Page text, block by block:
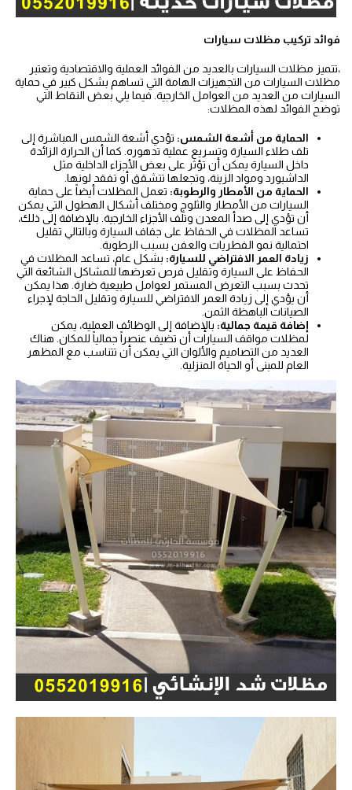
فوائد تركيب مظلات سيارات
،تتميز مظلات السيارات بالعديد من الفوائد العملية والاقتصادية وتعتبر
مظلات السيارات من التجهيزات الهامة التي تساهم بشكل كبير في حماية
السيارات من العديد من العوامل الخارجية. فيما يلي بعض النقاط التي
توضح الفوائد لهذه المظلات:
الحماية من أشعة الشمس: تؤدي أشعة الشمس المباشرة إلى
تلف طلاء السيارة وتسريع عملية تدهوره. كما أن الحرارة الزائدة
داخل السيارة يمكن أن تؤثر على بعض الأجزاء الداخلية مثل
الداشبورد ومواد الزينة، وتجعلها تتشقق أو تفقد لونها.
الحماية من الأمطار والرطوبة: تعمل المظلات أيضاً على حماية
السيارات من الأمطار والثلوج ومختلف أشكال الهطول التي يمكن
أن تؤدي إلى صدأ المعدن وتلف الأجزاء الخارجية. بالإضافة إلى ذلك،
تساعد المظلات في الحفاظ على جفاف السيارة وبالتالي تقليل
احتمالية نمو الفطريات والعفن بسبب الرطوبة.
زيادة العمر الافتراضي للسيارة: بشكل عام، تساعد المظلات في
الحفاظ على السيارة وتقليل فرص تعرضها للمشاكل الشائعة التي
تحدث بسبب التعرض المستمر لعوامل طبيعية ضارة. هذا يمكن
أن يؤدي إلى زيادة العمر الافتراضي للسيارة وتقليل الحاجة لإجراء
الصيانات الباهظة الثمن.
إضافة قيمة جمالية: بالإضافة إلى الوظائف العملية، يمكن
لمظلات مواقف السيارات أن تضيف عنصراً جمالياً للمكان. هناك
العديد من التصاميم والألوان التي يمكن أن تتناسب مع المظهر
العام للمبنى أو الحياة المنزلية.